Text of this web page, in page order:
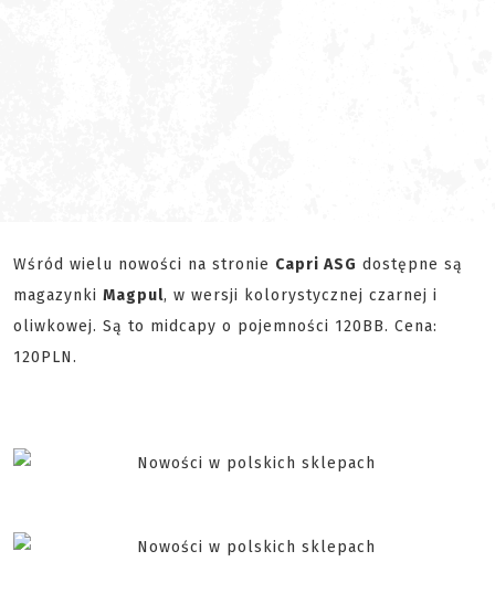
Wśród wielu nowości na stronie Capri ASG dostępne są
magazynki Magpul, w wersji kolorystycznej czarnej i
oliwkowej. Są to midcapy o pojemności 120BB. Cena:
120PLN.